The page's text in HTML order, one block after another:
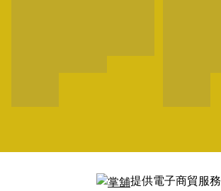
提供電子商貿服務